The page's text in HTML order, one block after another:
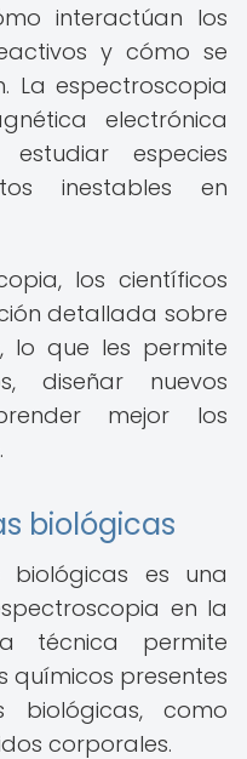
interactúan los
y cómo se
La espectroscopia
electrónica
especies
inestables en
los científicos
detallada sobre
lo que les permite
diseñar nuevos
mejor los
biológicas
biológicas es una
en la
técnica permite
químicos presentes
biológicas, como
corporales.